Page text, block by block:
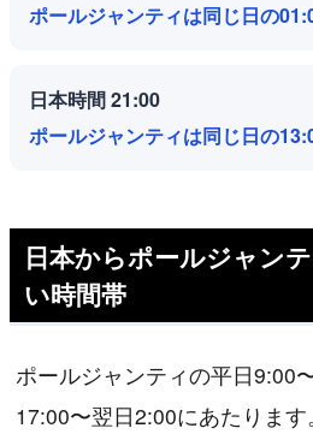
ポールジャンティは同じ日の
日本時間 21:00
ポールジャンティは同じ日の
日本からポールジャン
い時間帯
ポールジャンティの平日9:00
17:00〜翌日2:00にあたりま